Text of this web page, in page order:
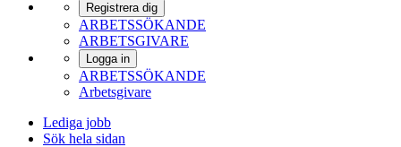
Registrera dig
ARBETSSÖKANDE
ARBETSGIVARE
Logga in
ARBETSSÖKANDE
Arbetsgivare
Lediga jobb
Sök hela sidan